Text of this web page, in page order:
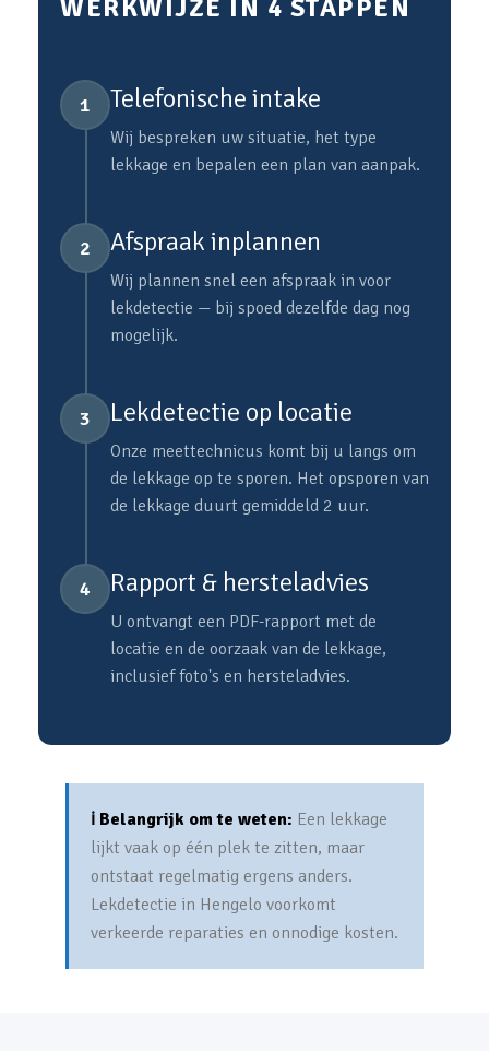
WERKWIJZE IN 4 STAPPEN
1 Telefonische intake
Wij bespreken uw situatie, het type
lekkage en bepalen een plan van aanpak.
2 Afspraak inplannen
Wij plannen snel een afspraak in voor
lekdetectie — bij spoed dezelfde dag nog
mogelijk.
3 Lekdetectie op locatie
Onze meettechnicus komt bij u langs om
de lekkage op te sporen. Het opsporen van
de lekkage duurt gemiddeld 2 uur.
4 Rapport & hersteladvies
U ontvangt een PDF-rapport met de
locatie en de oorzaak van de lekkage,
inclusief foto's en hersteladvies.
ℹ️ Belangrijk om te weten: Een lekkage
lijkt vaak op één plek te zitten, maar
ontstaat regelmatig ergens anders.
Lekdetectie in Hengelo voorkomt
verkeerde reparaties en onnodige kosten.